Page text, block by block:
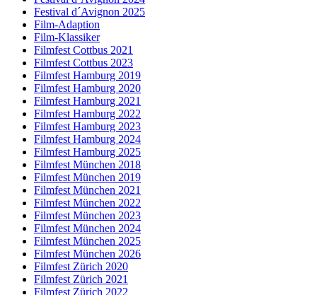
Festival d´Avignon 2025
Film-Adaption
Film-Klassiker
Filmfest Cottbus 2021
Filmfest Cottbus 2023
Filmfest Hamburg 2019
Filmfest Hamburg 2020
Filmfest Hamburg 2021
Filmfest Hamburg 2022
Filmfest Hamburg 2023
Filmfest Hamburg 2024
Filmfest Hamburg 2025
Filmfest München 2018
Filmfest München 2019
Filmfest München 2021
Filmfest München 2022
Filmfest München 2023
Filmfest München 2024
Filmfest München 2025
Filmfest München 2026
Filmfest Zürich 2020
Filmfest Zürich 2021
Filmfest Zürich 2022